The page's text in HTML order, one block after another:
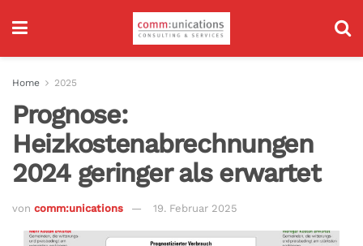
Home 2025
Prognose:
Heizkostenabrechnungen
2024 geringer als erwartet
von comm:unications 19. Februar 2025